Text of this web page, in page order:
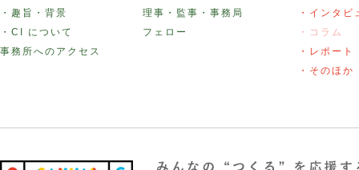
・趣旨・背景
・CI について
事務所へのアクセス
理事・監事・事務局
フェロー
・インタビ
・コラム
・レポート
・そのほか